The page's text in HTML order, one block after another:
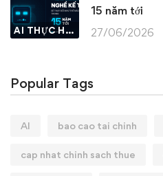
AI THỰC HÀNH
15 năm tới
27/06/2026
Popular Tags
AI bao cao tai chinh
cap nhat chinh sach thue